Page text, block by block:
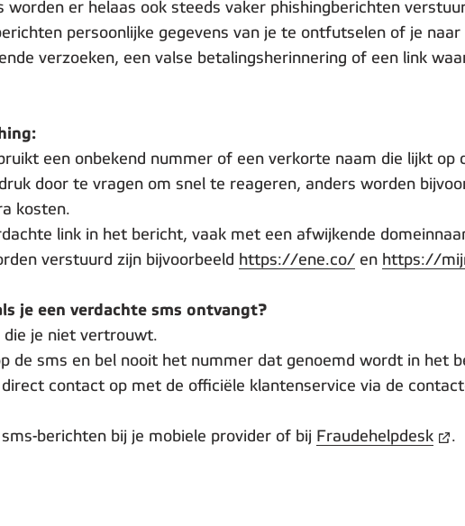
worden er helaas ook steeds vaker phishingberichten
persoonlijke gegevens van je te ontfutselen of je
verzoeken, een valse betalingsherinnering of een link
een onbekend nummer of een verkorte naam die lijkt op
door te vragen om snel te reageren, anders worden
kosten.
link in het bericht, vaak met een afwijkende
verstuurd zijn bijvoorbeeld https://ene.co/ en https://
je een verdachte sms ontvangt?
die je niet vertrouwt.
de sms en bel nooit het nummer dat genoemd wordt in het
contact op met de officiële klantenservice via de
berichten bij je mobiele provider of bij Fraudehelpdesk .